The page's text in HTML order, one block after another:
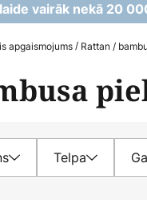
vairāk nekā 20
apgaismojums Rattan /
Telpa